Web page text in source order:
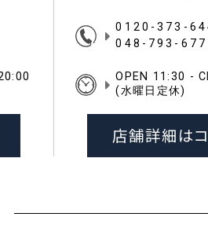
0120-373-
048-793-
OPEN 11:30 -
(水曜日定休)
店舗詳細は